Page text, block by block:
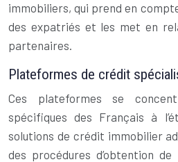
immobiliers, qui prend en
des expatriés et les met en
partenaires.
Plateformes de crédit
Ces plateformes se
spécifiques des Français à
solutions de crédit immobilier
des procédures d’obtention